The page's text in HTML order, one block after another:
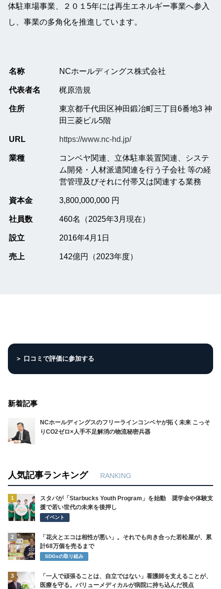
体駐車場事業、２０１5年には再生エネルギー事業へ参入
し、事業の多角化を推進しています。
名称 NCホールディングス株式会社
代表者名 梶原浩規
住所
東京都千代田区神田鍛冶町三丁目6番地3 神
田三菱ビル5階
URL https://www.nc-hd.jp/
業種
コンベヤ関連、立体駐車装置関連、システ
ム開発・人材派遣関連を行う子会社 等の経
営管理及びそれに付帯又は関連する業務
資本金 3,800,000,000 円
社員数 460名（2025年3月現在）
設立 2016年4月1日
売上 142億円（2023年度）
＞ 口コミで評価に参加する
新着記事
NCホールディングスのフリーラインコンベヤが拓く未来 こっそ
りCO2ゼロ×人手不足解消の物流秘密兵器
人気記事ランキング RANKING
1
スタバが「Starbucks Youth Program」を始動 奨学金や体験支
援で若い世代の未来を後押し
イベント
2
「花火とエコは相性が悪い」。それでも向き合った若松屋が、累
計68万個を売るまで
SDGsの取り組み
3
「一人で頑張ることは、自立ではない」看護師を支えることが、
医療を守る。バリューメディカルが病院に持ち込んだ視点